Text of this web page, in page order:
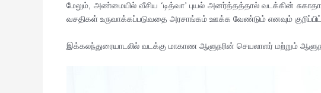
மேலும், அண்மையில் வீசிய ‘டித்வா’ புயல் அனர்த்தத்தால் வடக்கின்
வசதிகள் உருவாக்கப்படுவதை அரசாங்கம் ஊக்க வேண்டும் எனவும்
இக்கலந்துரையாடலில் வடக்கு மாகாண ஆளுநரின் செயலாளர் மற்றும்